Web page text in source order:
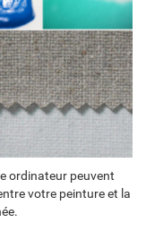
ordinateur peuvent
votre peinture et la